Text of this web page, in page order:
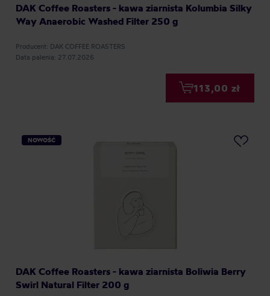
DAK Coffee Roasters - kawa ziarnista Kolumbia Silky
Way Anaerobic Washed Filter 250 g
Producent: DAK COFFEE ROASTERS
Data palenia: 27.07.2026
113,00 zł
NOWOŚĆ
DAK Coffee Roasters - kawa ziarnista Boliwia Berry
Swirl Natural Filter 200 g